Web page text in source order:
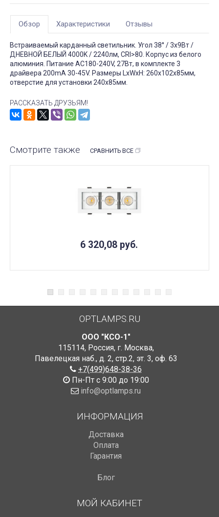
Обзор Характеристики Отзывы
Встраиваемый карданный светильник. Угол 38° / 3x9Вт /
ДНЕВНОЙ БЕЛЫЙ 4000K / 2240лм, CRI>80. Корпус из белого
алюминия. Питание AC180-240V, 27Вт, в комплекте 3
драйвера 200mA 30-45V. Размеры LxWxH: 260х102x85мм,
отверстие для установки 240x85мм.
РАССКАЗАТЬ ДРУЗЬЯМ!
Смотрите также СРАВНИТЬ ВСЕ
6 320,08 руб.
OPTLAMPS.RU
ООО "КСО-1"
115114, Россия, г. Москва,
Павелецкая наб., д. 2, стр.2, эт. 3, оф. 63
+7(499)648-38-36
Пн-Пт с 9:00 до 19:00
info@optlamps.ru
ИНФОРМАЦИЯ
Доставка
Оплата
Гарантия
Блог
МОЙ КАБИНЕТ